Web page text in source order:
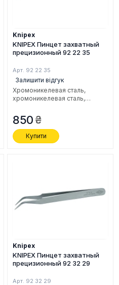
Knipex
KNIPEX Пинцет захватный
прецизионный 92 22 35
Арт. 92 22 35
Залишити відгук
Хромоникелевая сталь,
xромоникелевая сталь,
кислотостойкая, 155 мм.
850
Купити
Knipex
KNIPEX Пинцет захватный
прецизионный 92 32 29
Арт. 92 32 29